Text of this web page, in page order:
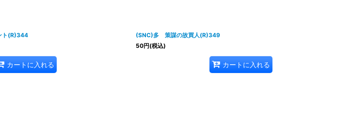
ト(R)344
カートに入れる
(SNC)多 策謀の故買人(R)349
50円(税込)
カートに入れる